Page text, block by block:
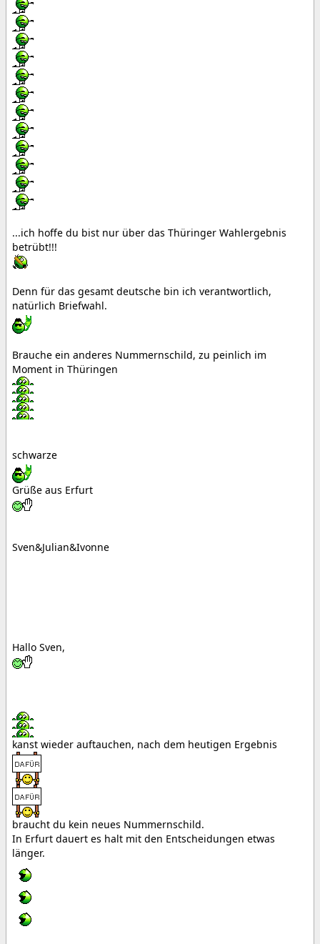
...ich hoffe du bist nur über das Thüringer Wahlergebnis
betrübt!!!
Denn für das gesamt deutsche bin ich verantwortlich,
natürlich Briefwahl.
Brauche ein anderes Nummernschild, zu peinlich im
Moment in Thüringen
schwarze
Grüße aus Erfurt
Sven&Julian&Ivonne
Hallo Sven,
kanst wieder auftauchen, nach dem heutigen Ergebnis
braucht du kein neues Nummernschild.
In Erfurt dauert es halt mit den Entscheidungen etwas
länger.